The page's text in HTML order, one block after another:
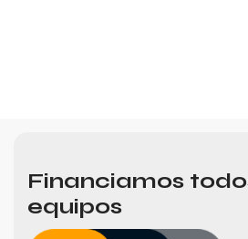
Financiamos
equipos